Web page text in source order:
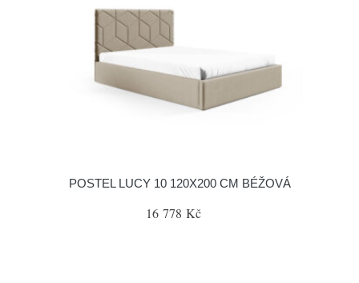
POSTEL LUCY 10 120X200 CM BÉŽOVÁ
16 778 Kč